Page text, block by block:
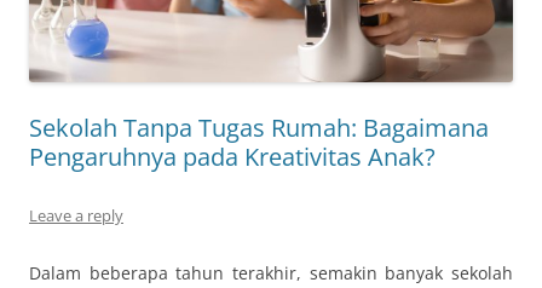
Sekolah Tanpa Tugas Rumah: Bagaimana
Pengaruhnya pada Kreativitas Anak?
Leave a reply
Dalam beberapa tahun terakhir, semakin banyak sekolah